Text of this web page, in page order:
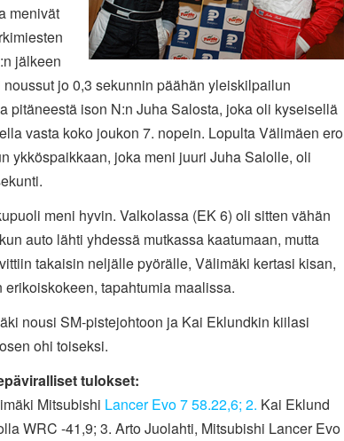
menivät
jälkeen
jo 0,3 sekunnin päähän yleiskilpailun
pitäneestä ison N:n Juha Salosta, joka oli kyseisellä
vasta koko joukon 7. nopein. Lopulta Välimäen ero
ykköspaikkaan, joka meni juuri Juha Salolle, oli
meni hyvin. Valkolassa (EK 6) oli sitten vähän
auto lähti yhdessä mutkassa kaatumaan, mutta
takaisin neljälle pyörälle, Välimäki kertasi kisan,
erikoiskokeen, tapahtumia maalissa.
nousi SM-pistejohtoon ja Kai Eklundkin kiilasi
ohi toiseksi.
tulokset:
Mitsubishi Lancer Evo 7 58.22,6; 2. Kai Eklund
WRC -41,9; 3. Arto Juolahti, Mitsubishi Lancer Evo